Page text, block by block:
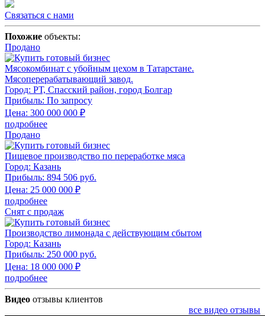
Связаться с нами
Похожие объекты:
Продано
Мясокомбинат с убойным цехом в Татарстане.
Мясоперерабатывающий завод.
Город: РТ, Спасский район, город Болгар
Прибыль: По запросу
Цена: 300 000 000 ₽
подробнее
Продано
Пищевое производство по переработке мяса
Город: Казань
Прибыль: 894 506 руб.
Цена: 25 000 000 ₽
подробнее
Снят с продаж
Производство лимонада с действующим сбытом
Город: Казань
Прибыль: 250 000 руб.
Цена: 18 000 000 ₽
подробнее
Видео отзывы клиентов
все видео отзывы